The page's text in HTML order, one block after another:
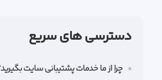
دسترسی های سریع
چرا از ما خدمات پشتیبانی سایت